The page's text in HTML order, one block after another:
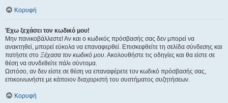
Κορυφή
Έχω ξεχάσει τον κωδικό μου!
Μην πανικοβάλλεστε! Αν και ο κωδικός πρόσβασής σας δεν μπορεί να
ανακτηθεί, μπορεί εύκολα να επαναφερθεί. Επισκεφθείτε τη σελίδα σύνδεσης και
πατήστε στο Ξέχασα τον κωδικό μου. Ακολουθήστε τις οδηγίες και θα είστε σε
θέση να συνδεθείτε πάλι σύντομα.
Ωστόσο, αν δεν είστε σε θέση να επαναφέρετε τον κωδικό πρόσβασής σας,
επικοινωνήστε με κάποιον διαχειριστή του συστήματος συζητήσεων.
Κορυφή